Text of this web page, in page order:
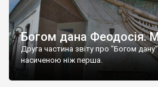
Богом дана Феодосія.
Друга частина звіту про "Богом
насиченою ніж перша.